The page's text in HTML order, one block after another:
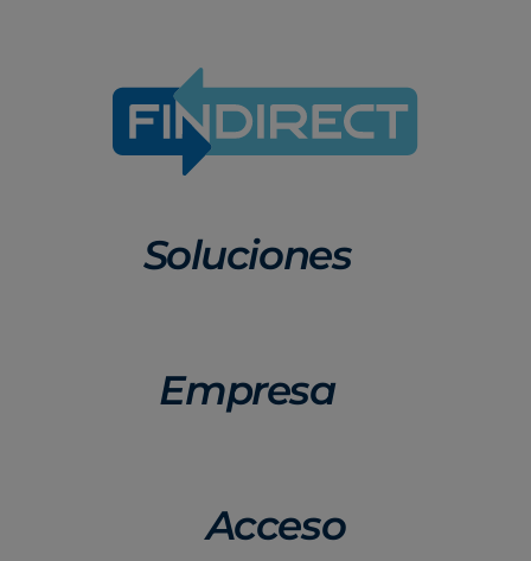
Soluciones
Empresa
Acceso